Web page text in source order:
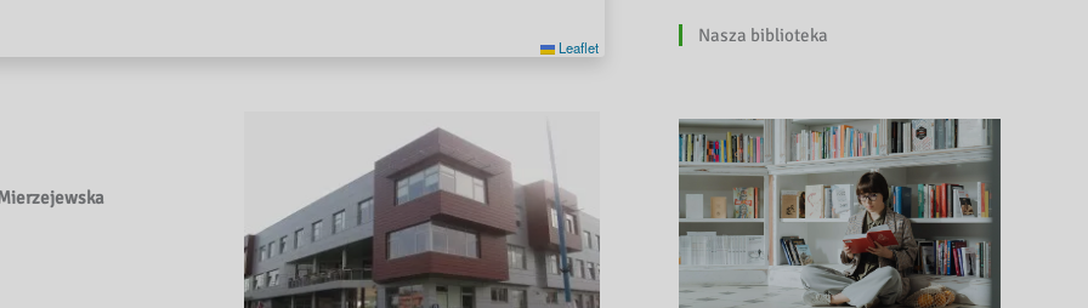
Leaflet
Nasza biblioteka